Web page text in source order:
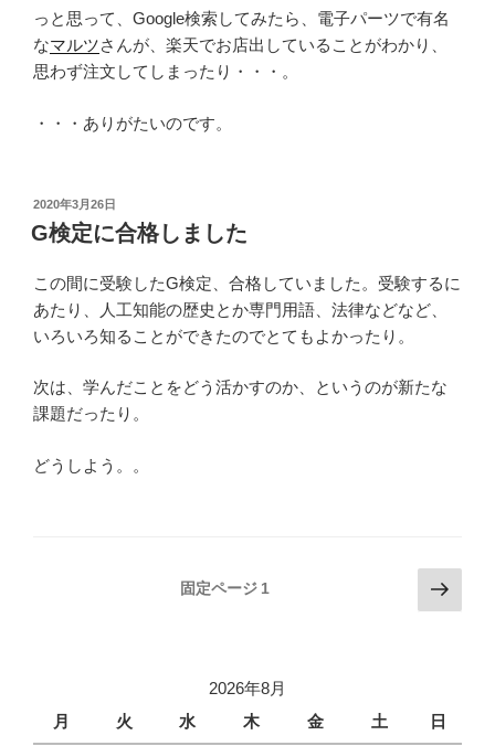
っと思って、Google検索してみたら、電子パーツで有名
なマルツさんが、楽天でお店出していることがわかり、
思わず注文してしまったり・・・。
・・・ありがたいのです。
投
稿
日:
2020年3月26日
G検定に合格しました
この間に受験したG検定、合格していました。受験するに
あたり、人工知能の歴史とか専門用語、法律などなど、
いろいろ知ることができたのでとてもよかったり。
次は、学んだことをどう活かすのか、というのが新たな
課題だったり。
どうしよう。。
ジ
固定ページ 1
次
の
2026年8月
月
火 水 木 金 土 日